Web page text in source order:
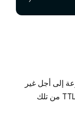
إلى أجل غير
مسمى، يمكنك ببساطة إسقاط إعداد TTL من تلك